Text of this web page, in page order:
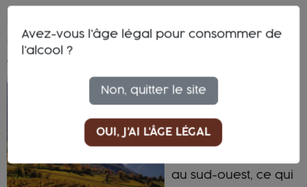
CLIMAT : Montagneux
Terrain de débris de
situé à 250 mètres
au sud-ouest, ce qui
Avez-vous l'âge légal pour consommer de
l'alcool ?
Non, quitter le site
OUI, J'AI L'ÂGE LÉGAL